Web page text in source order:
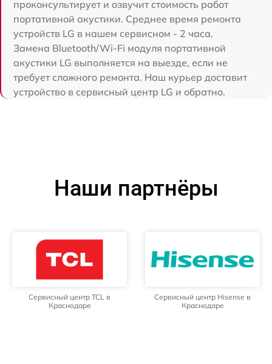
проконсультирует и озвучит стоимость работ
портативной акустики. Среднее время ремонта
устройств LG в нашем сервисном - 2 часа.
Замена Bluetooth/Wi-Fi модуля портативной
акустики LG выполняется на выезде, если не
требует сложного ремонта. Наш курьер доставит
устройство в сервисный центр LG и обратно.
Наши партнёры
Сервисный центр TCL в
Краснодаре
Сервисный центр Hisense в
Краснодаре